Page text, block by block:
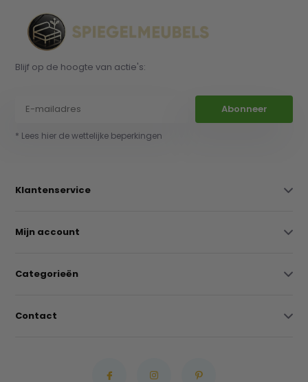
Blijf op de hoogte van actie's:
Abonneer
* Lees hier de wettelijke beperkingen
Klantenservice
Mijn account
Categorieën
Contact